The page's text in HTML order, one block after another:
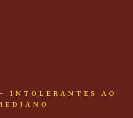
INTOLERANTES AO